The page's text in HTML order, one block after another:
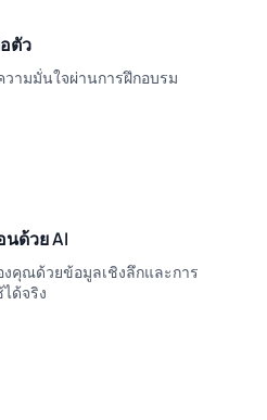
ตัว
ามมั่นใจผ่านการฝึกอบรม
ด้วย AI
คุณด้วยข้อมูลเชิงลึกและการ
ด้จริง